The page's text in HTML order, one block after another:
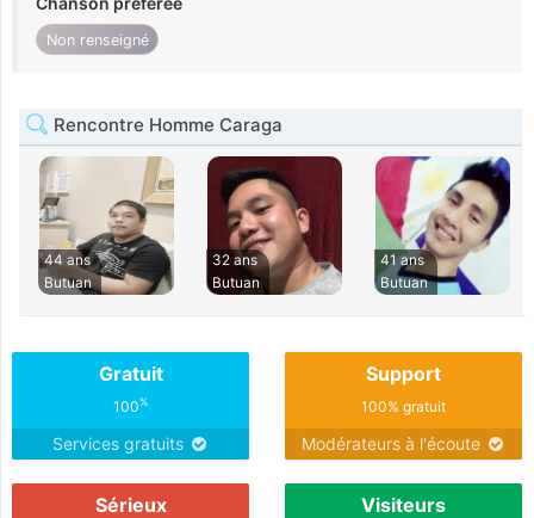
Non renseigné
Rencontre Homme Caraga
44 ans
Butuan
32 ans
Butuan
41 ans
Butuan
Gratuit
100%
Services gratuits
Support
100% gratuit
Modérateurs à l'écoute
Sérieux Visiteurs